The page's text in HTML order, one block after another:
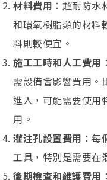
材料費用 ：超耐防
和環氧樹脂類的材料
料則較便宜。
施工工時和人工費用
需設備會影響費用。
進入，可能需要使用
用。
灌注孔設置費用 ：
工具，特別是需要在
後期檢查和維護費用